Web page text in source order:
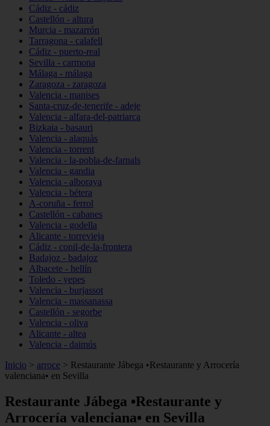
Cádiz - cádiz
Castellón - altura
Murcia - mazarrón
Tarragona - calafell
Cádiz - puerto-real
Sevilla - carmona
Málaga - málaga
Zaragoza - zaragoza
Valencia - manises
Santa-cruz-de-tenerife - adeje
Valencia - alfara-del-patriarca
Bizkaia - basauri
Valencia - alaquàs
Valencia - torrent
Valencia - la-pobla-de-farnals
Valencia - gandia
Valencia - alboraya
Valencia - bétera
A-coruña - ferrol
Castellón - cabanes
Valencia - godella
Alicante - torrevieja
Cádiz - conil-de-la-frontera
Badajoz - badajoz
Albacete - hellín
Toledo - yepes
Valencia - burjassot
Valencia - massanassa
Castellón - segorbe
Valencia - oliva
Alicante - altea
Valencia - daimús
Inicio > arroce > Restaurante Jábega •Restaurante y Arrocería
valenciana• en Sevilla
Restaurante Jábega •Restaurante y
Arrocería valenciana• en Sevilla